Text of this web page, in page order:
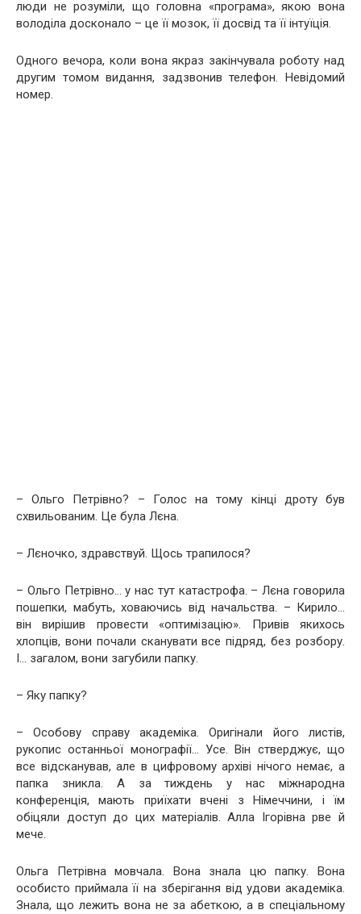
люди не розуміли, що головна «програма», якою вона
володіла досконало – це її мозок, її досвід та її інтуїція.
Одного вечора, коли вона якраз закінчувала роботу над
другим томом видання, задзвонив телефон. Невідомий
номер.
– Ольго Петрівно? – Голос на тому кінці дроту був
схвильованим. Це була Лєна.
– Лєночко, здравствуй. Щось трапилося?
– Ольго Петрівно… у нас тут катастрофа. – Лєна говорила
пошепки, мабуть, ховаючись від начальства. – Кирило…
він вирішив провести «оптимізацію». Привів якихось
хлопців, вони почали сканувати все підряд, без розбору.
І… загалом, вони загубили папку.
– Яку папку?
– Особову справу академіка. Оригінали його листів,
рукопис останньої монографії… Усе. Він стверджує, що
все відсканував, але в цифровому архіві нічого немає, а
папка зникла. А за тиждень у нас міжнародна
конференція, мають приїхати вчені з Німеччини, і їм
обіцяли доступ до цих матеріалів. Алла Ігорівна рве й
мече.
Ольга Петрівна мовчала. Вона знала цю папку. Вона
особисто приймала її на зберігання від удови академіка.
Знала, що лежить вона не за абеткою, а в спеціальному